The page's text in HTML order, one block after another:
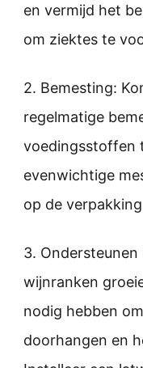
en vermijd het
om ziektes te
2. Bemesting:
regelmatige
voedingsstoffen
evenwichtige
op de
3.
wijnranken
nodig hebben
doorhangen en